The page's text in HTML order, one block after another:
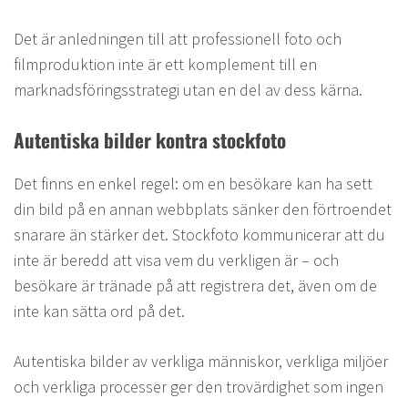
Det är anledningen till att professionell foto och
filmproduktion inte är ett komplement till en
marknadsföringsstrategi utan en del av dess kärna.
Autentiska bilder kontra stockfoto
Det finns en enkel regel: om en besökare kan ha sett
din bild på en annan webbplats sänker den förtroendet
snarare än stärker det. Stockfoto kommunicerar att du
inte är beredd att visa vem du verkligen är – och
besökare är tränade på att registrera det, även om de
inte kan sätta ord på det.
Autentiska bilder av verkliga människor, verkliga miljöer
och verkliga processer ger den trovärdighet som ingen